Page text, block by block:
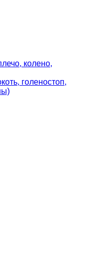
колено,
голеностоп,